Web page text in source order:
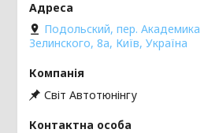
Подольский, пер. Академика
Зелинского, 8а, Київ, Україна
Світ Автотюнінгу